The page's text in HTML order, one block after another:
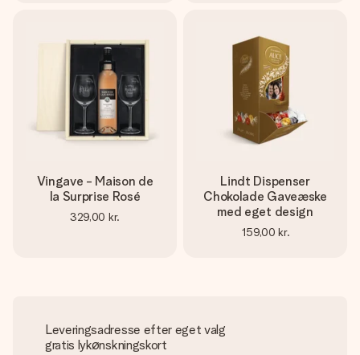
Vingave - Maison de
la Surprise Rosé
329,00 kr.
Lindt Dispenser
Chokolade Gaveæske
med eget design
159,00 kr.
Leveringsadresse efter eget valg
gratis lykønskningskort